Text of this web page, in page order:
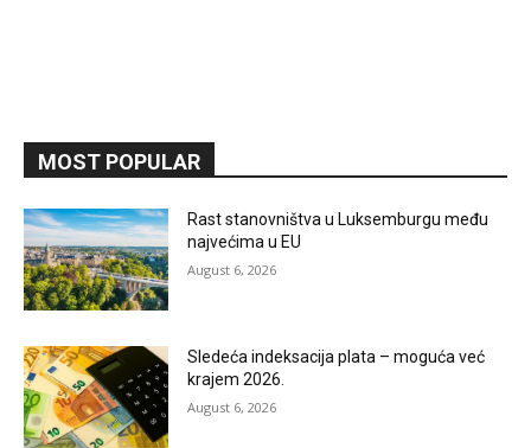
MOST POPULAR
Rast stanovništva u Luksemburgu među
najvećima u EU
August 6, 2026
Sledeća indeksacija plata – moguća već
krajem 2026.
August 6, 2026